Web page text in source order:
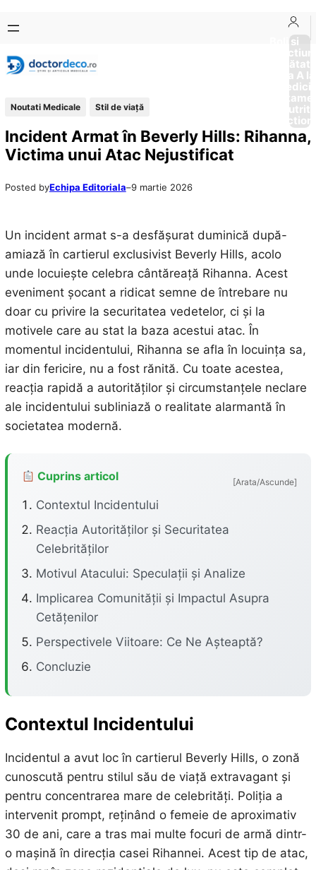
conținut
content
Boli si
Afectiuni
Sănătate
de la A
Noutati Medicale Stil de viaţă
Incident Armat în Beverly Hills: Rihanna,
Victima unui Atac Nejustificat
Posted byEchipa Editoriala–9 martie 2026
Un incident armat s-a desfășurat duminică după-
amiază în cartierul exclusivist Beverly Hills, acolo
unde locuiește celebra cântăreață Rihanna. Acest
eveniment șocant a ridicat semne de întrebare nu
doar cu privire la securitatea vedetelor, ci și la
motivele care au stat la baza acestui atac. În
momentul incidentului, Rihanna se afla în locuința sa,
iar din fericire, nu a fost rănită. Cu toate acestea,
reacția rapidă a autorităților și circumstanțele neclare
ale incidentului subliniază o realitate alarmantă în
societatea modernă.
Cuprins articol [Arata/Ascunde]
Contextul Incidentului
Reacția Autorităților și Securitatea
Celebrităților
Motivul Atacului: Speculații și Analize
Implicarea Comunității și Impactul Asupra
Cetățenilor
Perspectivele Viitoare: Ce Ne Așteaptă?
Concluzie
Contextul Incidentului
Incidentul a avut loc în cartierul Beverly Hills, o zonă
cunoscută pentru stilul său de viață extravagant și
pentru concentrarea mare de celebrități. Poliția a
intervenit prompt, reținând o femeie de aproximativ
30 de ani, care a tras mai multe focuri de armă dintr-
o mașină în direcția casei Rihannei. Acest tip de atac,